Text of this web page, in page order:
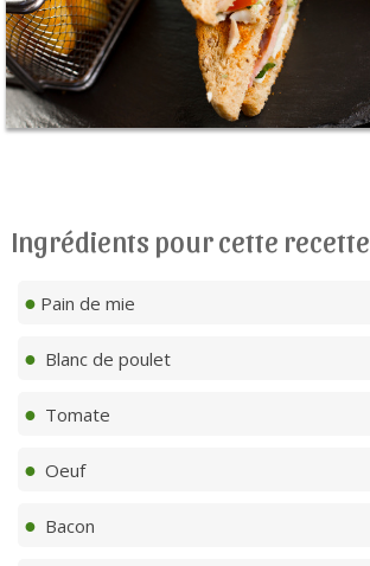
Ingrédients pour cette recette
Pain de mie
Blanc de poulet
Tomate
Oeuf
Bacon